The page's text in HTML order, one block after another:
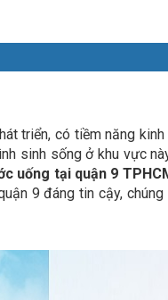
triển, có tiềm năng
sinh sống ở khu vực
uống tại quận 9
9 đáng tin cậy,